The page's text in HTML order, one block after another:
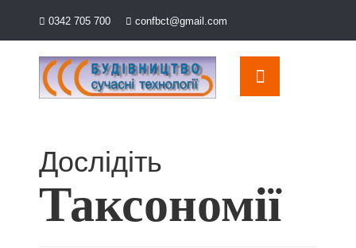
вмісту
0342 705 700 confbct@gmail.com
Дослідіть
Таксономії